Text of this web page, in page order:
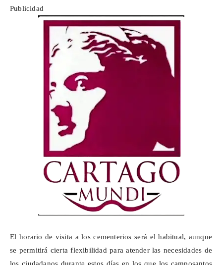
Publicidad
El horario de visita a los cementerios será el habitual, aunque
se permitirá cierta flexibilidad para atender las necesidades de